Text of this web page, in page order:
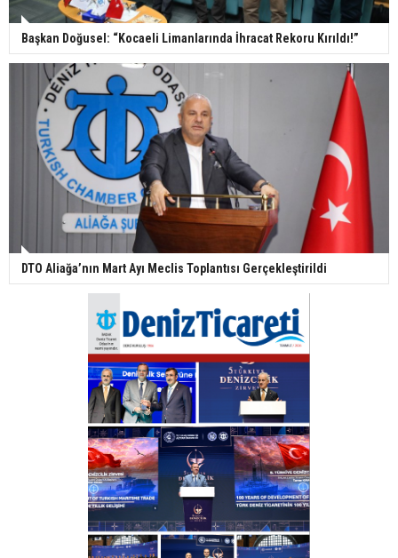
Başkan Doğusel: “Kocaeli Limanlarında İhracat Rekoru Kırıldı!”
DTO Aliağa’nın Mart Ayı Meclis Toplantısı Gerçekleştirildi